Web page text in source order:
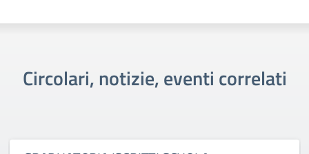
Circolari, notizie, eventi correlati